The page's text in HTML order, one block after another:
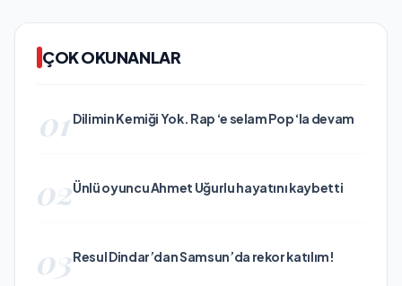
ÇOK OKUNANLAR
01 Dilimin Kemiği Yok. Rap ‘e selam Pop ‘la devam
02Ünlü oyuncu Ahmet Uğurlu hayatını kaybetti
03Resul Dindar’dan Samsun’da rekor katılım!